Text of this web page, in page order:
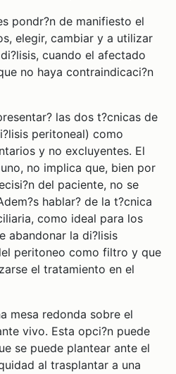
pondr?n de manifiesto el
elegir, cambiar y a utilizar
cuando el afectado
no haya contraindicaci?n
las dos t?cnicas de
peritoneal) como
y no excluyentes. El
no implica que, bien por
del paciente, no se
hablar? de la t?cnica
como ideal para los
abandonar la di?lisis
peritoneo como filtro y que
el tratamiento en el
mesa redonda sobre el
vivo. Esta opci?n puede
se puede plantear ante el
al trasplantar a una